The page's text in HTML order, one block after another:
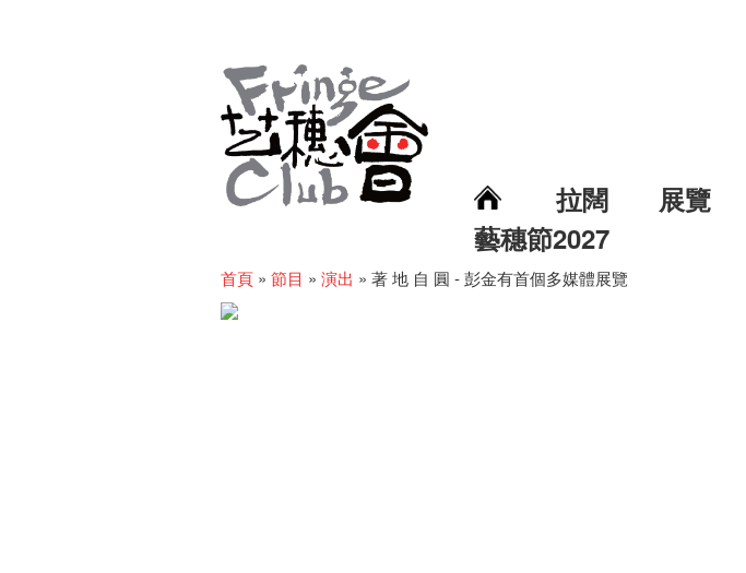
拉闊 展覽
藝穗節2027
首頁 » 節目 » 演出 » 著 地 自 圓 - 彭金有首個多媒體展覽